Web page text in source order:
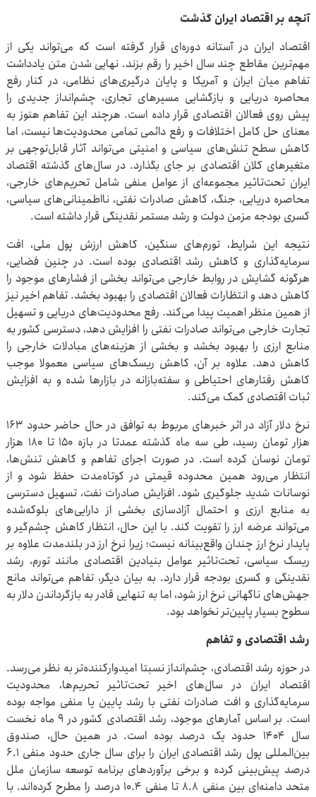
آنچه بر اقتصاد ایران گذشت
اقتصاد ایران در آستانه دوره‌ای قرار گرفته است که می‌تواند یکی از
مهم‌ترین مقاطع چند سال اخیر را رقم بزند. نهایی شدن متن یادداشت
تفاهم میان ایران و آمریکا و پایان درگیری‌های نظامی، در کنار رفع
محاصره دریایی و بازگشایی مسیرهای تجاری، چشم‌انداز جدیدی را
پیش روی فعالان اقتصادی قرار داده است. هرچند این تفاهم هنوز به
معنای حل کامل اختلافات و رفع دائمی تمامی محدودیت‌ها نیست، اما
کاهش سطح تنش‌های سیاسی و امنیتی می‌تواند آثار قابل‌توجهی بر
متغیرهای کلان اقتصادی بر جای بگذارد. در سال‌های گذشته اقتصاد
ایران تحت‌تاثیر مجموعه‌ای از عوامل منفی شامل تحریم‌های خارجی،
محاصره دریایی، جنگ، کاهش صادرات نفتی، نااطمینانی‌های سیاسی،
کسری بودجه مزمن دولت و رشد مستمر نقدینگی قرار داشته است.
نتیجه این شرایط، تورم‌های سنگین، کاهش ارزش پول ملی، افت
سرمایه‌گذاری و کاهش رشد اقتصادی بوده است. در چنین فضایی،
هرگونه گشایش در روابط خارجی می‌تواند بخشی از فشارهای موجود را
کاهش دهد و انتظارات فعالان اقتصادی را بهبود بخشد. تفاهم اخیر نیز
از همین منظر اهمیت پیدا می‌کند. رفع محدودیت‌های دریایی و تسهیل
تجارت خارجی می‌تواند صادرات نفتی را افزایش دهد، دسترسی کشور به
منابع ارزی را بهبود بخشد و بخشی از هزینه‌های مبادلات خارجی را
کاهش دهد. علاوه بر آن، کاهش ریسک‌های سیاسی معمولا موجب
کاهش رفتارهای احتیاطی و سفته‌بازانه در بازارها شده و به افزایش
ثبات اقتصادی کمک می‌کند.
نرخ دلار آزاد در اثر خبرهای مربوط به توافق در حال حاضر حدود ۱۶۳
هزار تومان رسید، طی سه ماه گذشته عمدتا در بازه ۱۵۰ تا ۱۸۰ هزار
تومان نوسان کرده است. در صورت اجرای تفاهم و کاهش تنش‌ها،
انتظار می‌رود همین محدوده قیمتی در کوتاه‌مدت حفظ شود و از
نوسانات شدید جلوگیری شود. افزایش صادرات نفت، تسهیل دسترسی
به منابع ارزی و احتمال آزادسازی بخشی از دارایی‌های بلوکه‌شده
می‌تواند عرضه ارز را تقویت کند. با این حال، انتظار کاهش چشم‌گیر و
پایدار نرخ ارز چندان واقع‌بینانه نیست؛ زیرا نرخ ارز در بلندمدت علاوه بر
ریسک سیاسی، تحت‌تاثیر عوامل بنیادین اقتصادی مانند تورم، رشد
نقدینگی و کسری بودجه قرار دارد. به بیان دیگر، تفاهم می‌تواند مانع
جهش‌های ناگهانی نرخ ارز شود، اما به تنهایی قادر به بازگرداندن دلار به
سطوح بسیار پایین‌تر نخواهد بود.
رشد اقتصادی و تفاهم
در حوزه رشد اقتصادی، چشم‌انداز نسبتا امیدوارکننده‌تر به نظر می‌رسد.
اقتصاد ایران در سال‌های اخیر تحت‌تاثیر تحریم‌ها، محدودیت
سرمایه‌گذاری و افت صادرات نفتی با رشد پایین یا منفی مواجه بوده
است. بر اساس آمارهای موجود، رشد اقتصادی کشور در ۹ ماه نخست
سال ۱۴۰۴ حدود یک درصد بوده است. در همین حال، صندوق
بین‌المللی پول رشد اقتصادی ایران را برای سال جاری حدود منفی ۶.۱
درصد پیش‌بینی کرده و برخی برآوردهای برنامه توسعه سازمان ملل
متحد دامنه‌ای بین منفی ۸.۸ تا منفی ۱۰.۴ درصد را مطرح کرده‌اند. با